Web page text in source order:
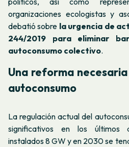
organizaciones ecologistas y
debatió sobre la urgencia de
244/2019 para eliminar
autoconsumo colectivo.
Una reforma
autoconsumo
La regulación actual del
significativos en los últimos
instalados 8 GW y en 2030 se